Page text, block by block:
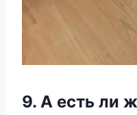
9. A есть ли